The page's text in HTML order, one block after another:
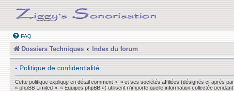
FAQ
Dossiers Techniques Index du forum
- Politique de confidentialité
Cette politique explique en détail comment « » et ses sociétés affiliées (désignés ci-après
« phpBB Limited », « Équipes phpBB ») utilisent n’importe quelle information collectée